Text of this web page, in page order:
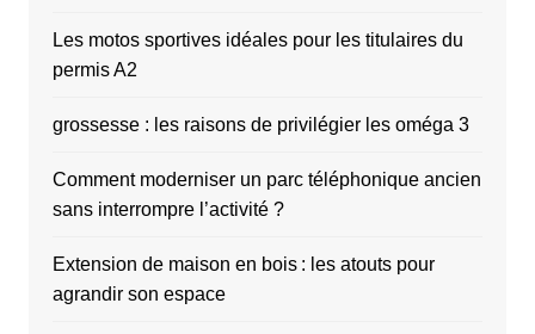
Les motos sportives idéales pour les titulaires du
permis A2
grossesse : les raisons de privilégier les oméga 3
Comment moderniser un parc téléphonique ancien
sans interrompre l’activité ?
Extension de maison en bois : les atouts pour
agrandir son espace